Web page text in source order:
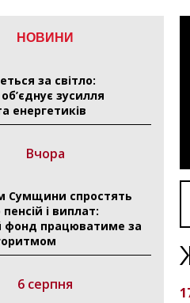
НОВИНИ
за світло:
зусилля
енергетиків
Вчора
Сумщини спростять
і виплат:
фонд працюватиме за
6 серпня